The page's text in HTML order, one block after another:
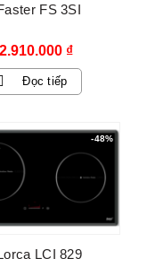
FS 3SI
2.910.000 ₫
Đọc tiếp
-48%
LCI 829